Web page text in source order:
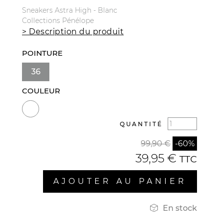
Sneakers Astra High - Blanc
Collections Pénélope
> Description du produit
POINTURE
36
COULEUR
QUANTITÉ
99,90 € -60%
39,95 € TTC
AJOUTER AU PANIER
 En stock